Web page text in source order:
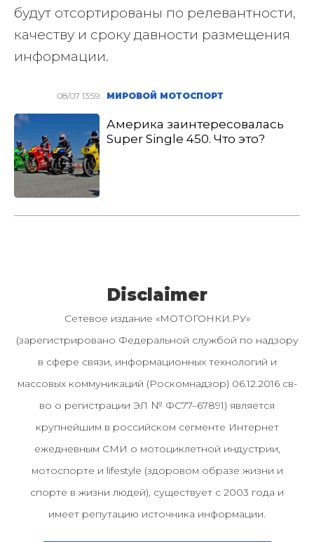
будут отсортированы по релевантности,
качеству и сроку давности размещения
информации.
08/07 13:59 МИРОВОЙ МОТОСПОРТ
Америка заинтересовалась
Super Single 450. Что это?
Disclaimer
Сетевое издание «МОТОГОНКИ.РУ»
(зарегистрировано Федеральной службой по надзору
в сфере связи, информационных технологий и
массовых коммуникаций (Роскомнадзор) 06.12.2016 св-
во о регистрации ЭЛ № ФС77–67891) является
крупнейшим в российском сегменте Интернет
ежедневным СМИ о мотоциклетной индустрии,
мотоспорте и lifestyle (здоровом образе жизни и
спорте в жизни людей), существует с 2003 года и
имеет репутацию источника информации.